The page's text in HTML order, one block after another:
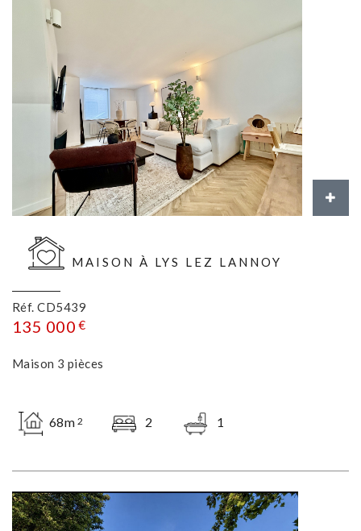
MAISON À LYS LEZ LANNOY
Réf. CD5439
135 000 €
Maison 3 pièces
68m 2 2 1